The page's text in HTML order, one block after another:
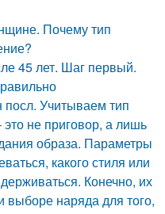
Почему тип
45 лет. Шаг первый.
Учитываем тип
не приговор, а лишь
образа. Параметры
какого стиля или
Конечно, их
выборе наряда для того,